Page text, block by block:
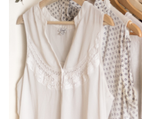
特集
占い・診断
ファッション・美容